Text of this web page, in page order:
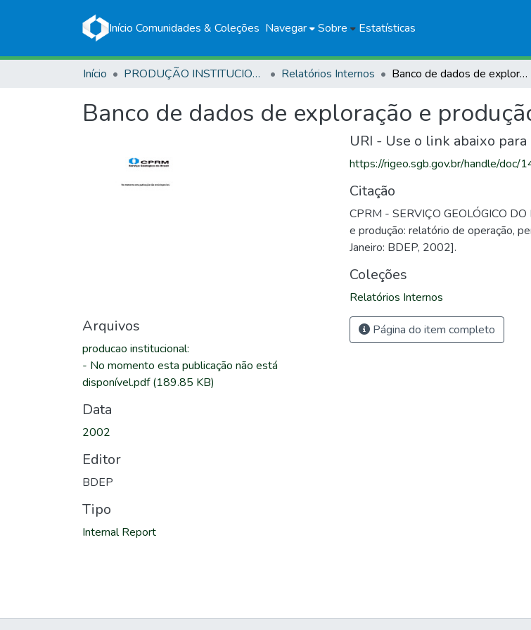
Início Comunidades & Coleções Navegar Sobre Estatísticas
Início PRODUÇÃO INSTITUCIONAL Relatórios Internos Banco de dados de exploração e produção
Banco de dados de exploração e
Arquivos
producao institucional:
- No momento esta publicação não está
disponível.pdf(189.85 KB)
Data
2002
Editor
BDEP
Tipo
Internal Report
URI - Use o link abaixo
https://rigeo.sgb.gov.br/handle/doc/
Citação
CPRM - SERVIÇO GEOLÓGICO
e produção: relatório de operação,
Janeiro: BDEP, 2002].
Coleções
Relatórios Internos
Página do item completo